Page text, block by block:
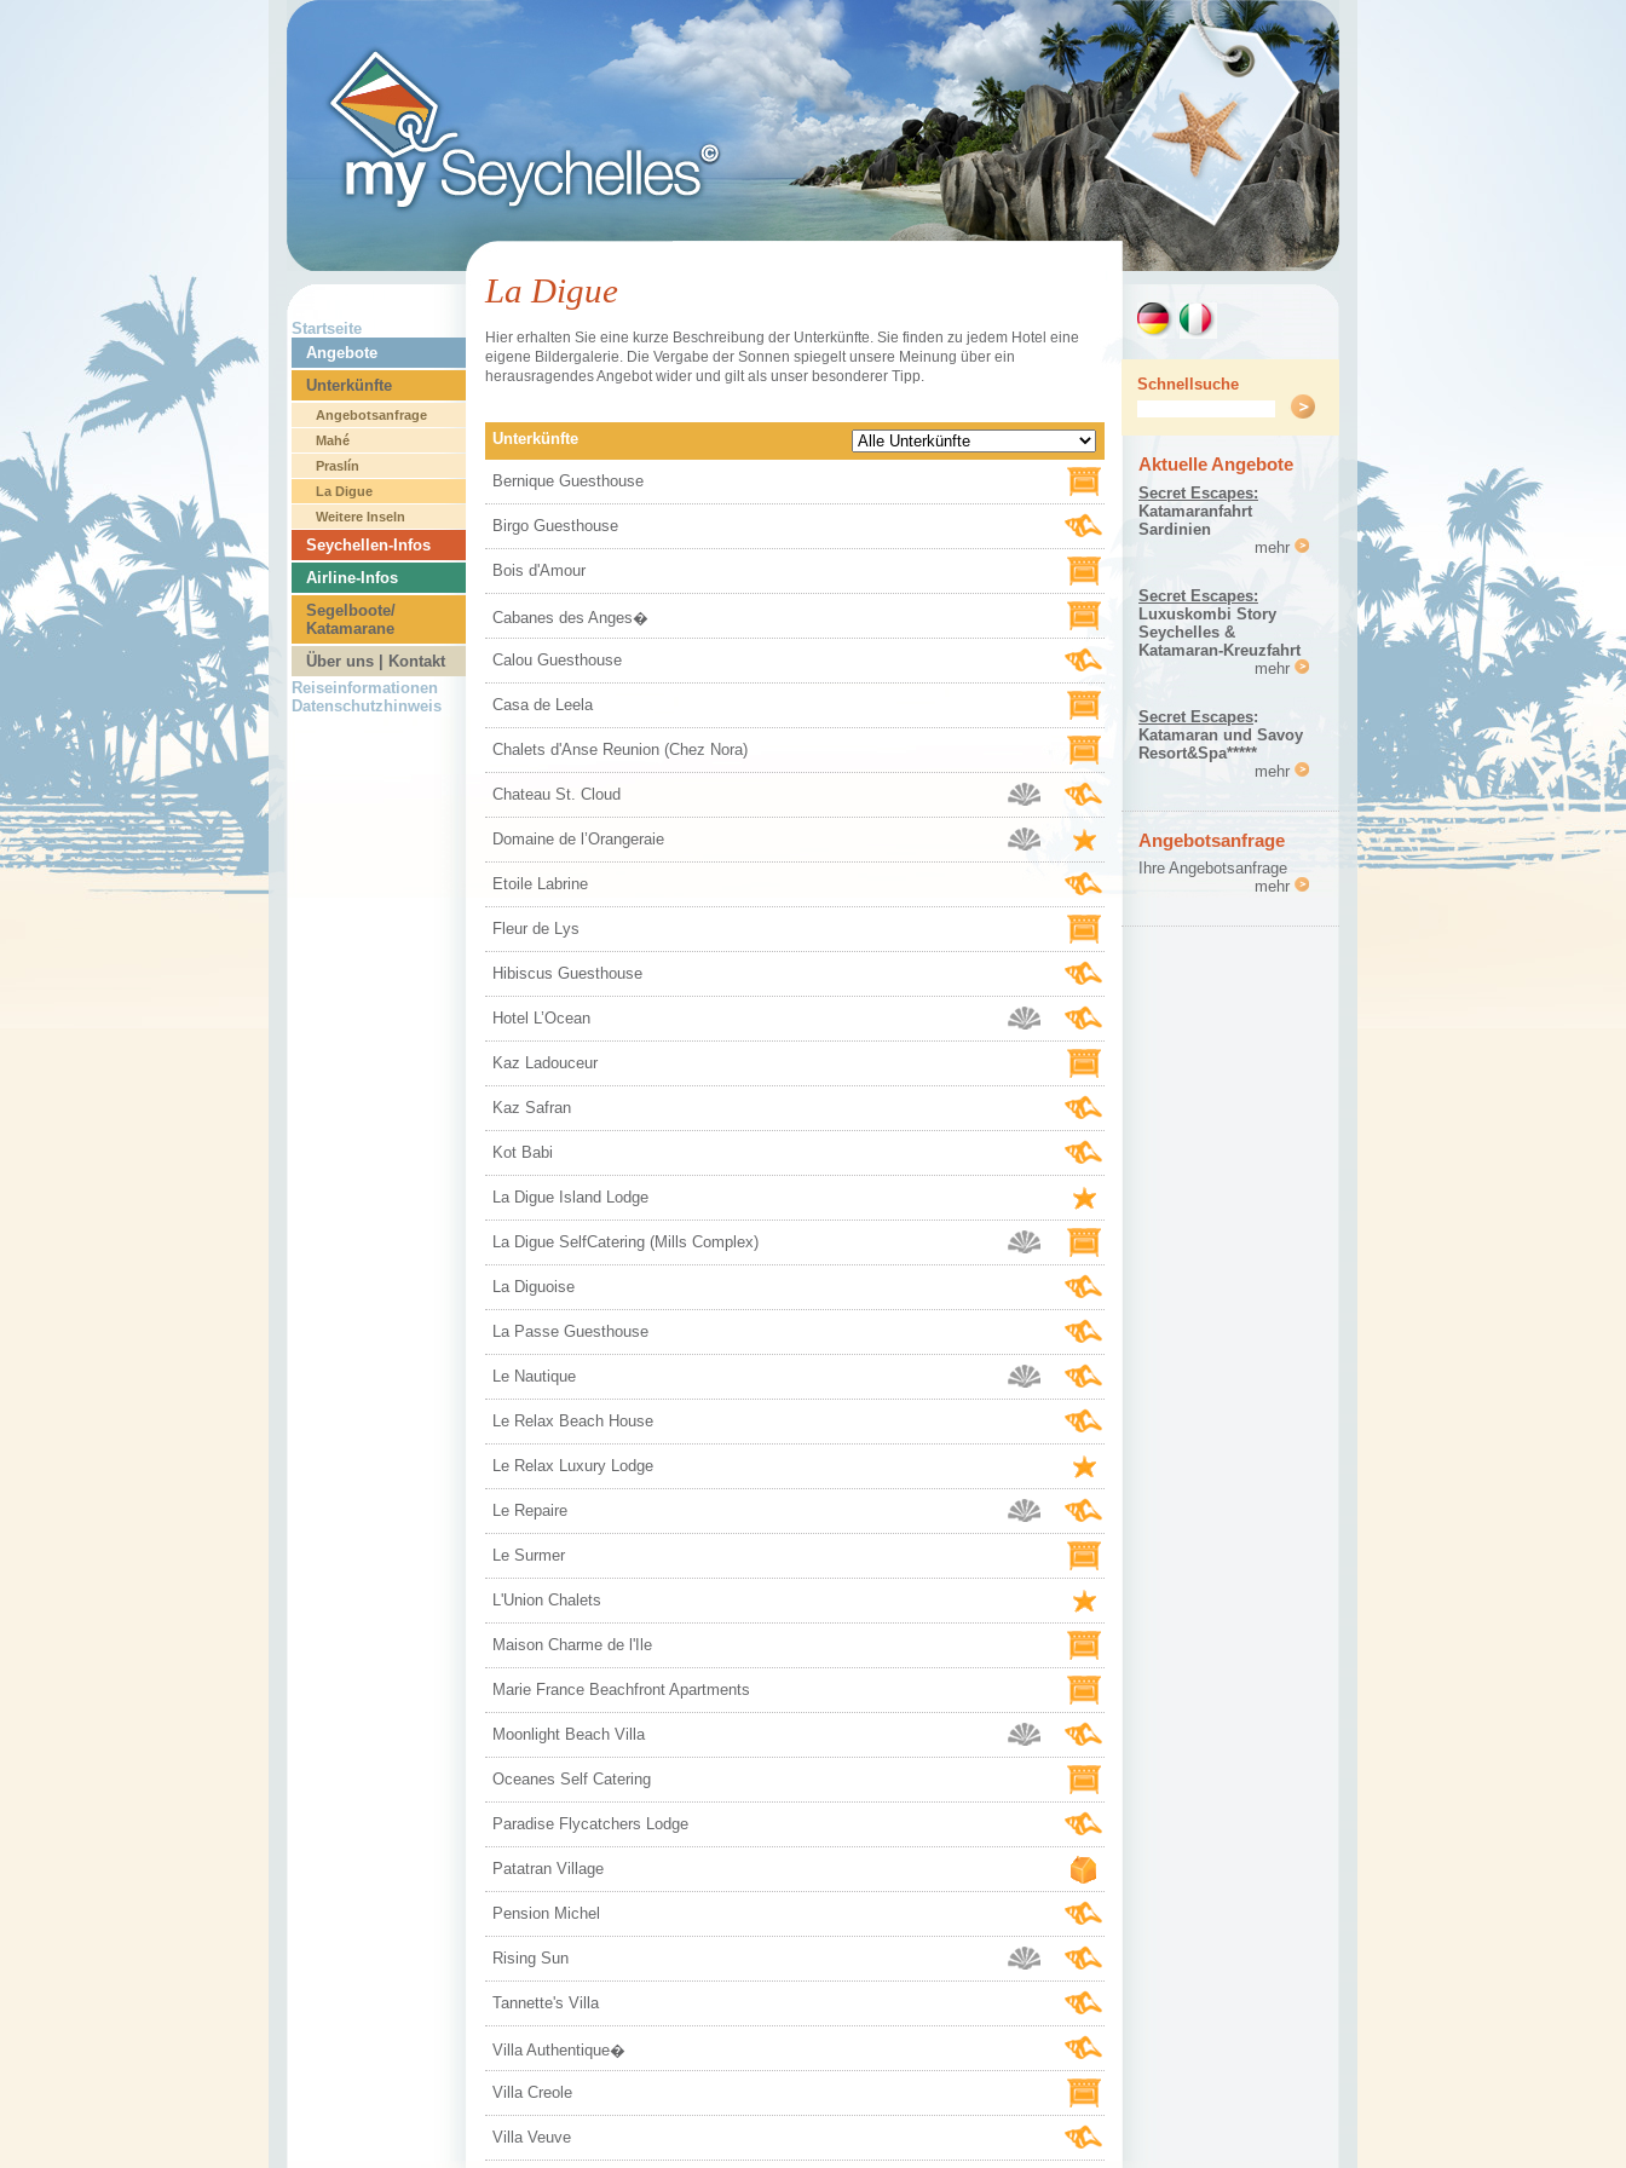
Startseite
Angebote
Unterkünfte
Angebotsanfrage
Mahé
Praslín
La Digue
Weitere Inseln
Seychellen-Infos
Airline-Infos
Segelboote/
Katamarane
Über uns | Kontakt
Reiseinformationen
Datenschutzhinweis
La Digue
Hier erhalten Sie eine kurze Beschreibung der Unterkünfte. Sie finden zu jedem Hotel eine
eigene Bildergalerie. Die Vergabe der Sonnen spiegelt unsere Meinung über ein
herausragendes Angebot wider und gilt als unser besonderer Tipp.
Unterkünfte
Bernique Guesthouse
Birgo Guesthouse
Bois d'Amour
Cabanes des Anges�
Calou Guesthouse
Casa de Leela
Chalets d'Anse Reunion (Chez Nora)
Chateau St. Cloud
Domaine de l’Orangeraie
Etoile Labrine
Fleur de Lys
Hibiscus Guesthouse
Hotel L’Ocean
Kaz Ladouceur
Kaz Safran
Kot Babi
La Digue Island Lodge
La Digue SelfCatering (Mills Complex)
La Diguoise
La Passe Guesthouse
Le Nautique
Le Relax Beach House
Le Relax Luxury Lodge
Le Repaire
Le Surmer
L'Union Chalets
Maison Charme de l'Ile
Marie France Beachfront Apartments
Moonlight Beach Villa
Oceanes Self Catering
Paradise Flycatchers Lodge
Patatran Village
Pension Michel
Rising Sun
Tannette's Villa
Villa Authentique�
Villa Creole
Villa Veuve
Schnellsuche
Aktuelle Angebote
Secret Escapes:
Katamaranfahrt
Sardinien
mehr
Secret Escapes:
Luxuskombi Story
Seychelles &
Katamaran-Kreuzfahrt
mehr
Secret Escapes:
Katamaran und Savoy
Resort&Spa*****
mehr
Angebotsanfrage
Ihre Angebotsanfrage
mehr